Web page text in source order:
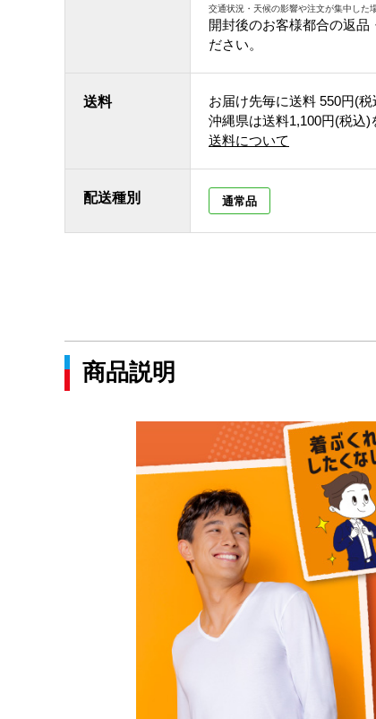
交通状況・天候の影響や注文が集中した
開封後のお客様都合の返品
ださい。
送料 お届け先毎に送料 550円(税
沖縄県は送料1,100円(税込)
送料について
配送種別 通常品
商品説明